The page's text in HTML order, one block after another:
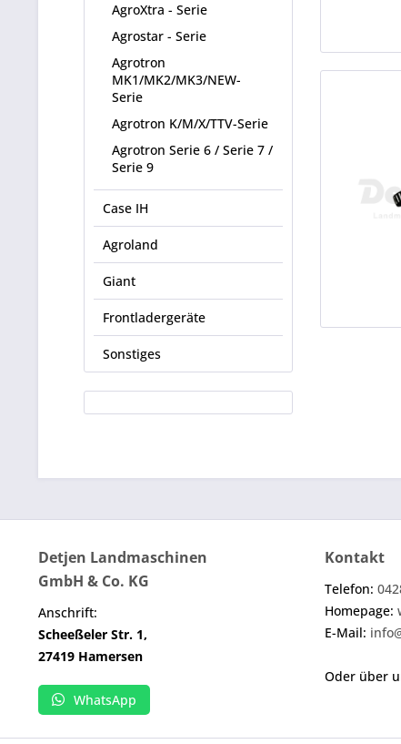
AgroXtra - Serie
Agrostar - Serie
Agrotron
MK1/MK2/MK3/NEW-
Serie
Agrotron K/M/X/TTV-Serie
Agrotron Serie 6 / Serie 7 /
Serie 9
Case IH
Agroland
Giant
Frontladergeräte
Sonstiges
Detjen Landmaschinen
GmbH & Co. KG
Anschrift:
Scheeßeler Str. 1,
27419 Hamersen
WhatsApp
Kontakt
Telefon:
Homepage:
E-Mail:
Oder über